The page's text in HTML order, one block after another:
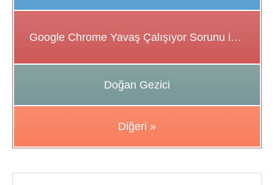
Google Chrome Yavaş Çalışıyor Sorunu için Çözüm Önerileri
Doğan Gezici
Diğeri »